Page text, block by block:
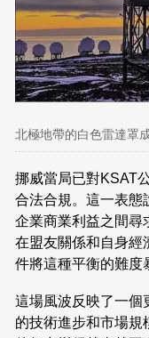
北極地帶的白色雷達罩
挪威當局已對KSAT
合法合規。這一表態
企業商業利益之間尋
在盟友關係和自身經
件將這種平衡的難度
這場風波反映了一個
的技術進步和市場規